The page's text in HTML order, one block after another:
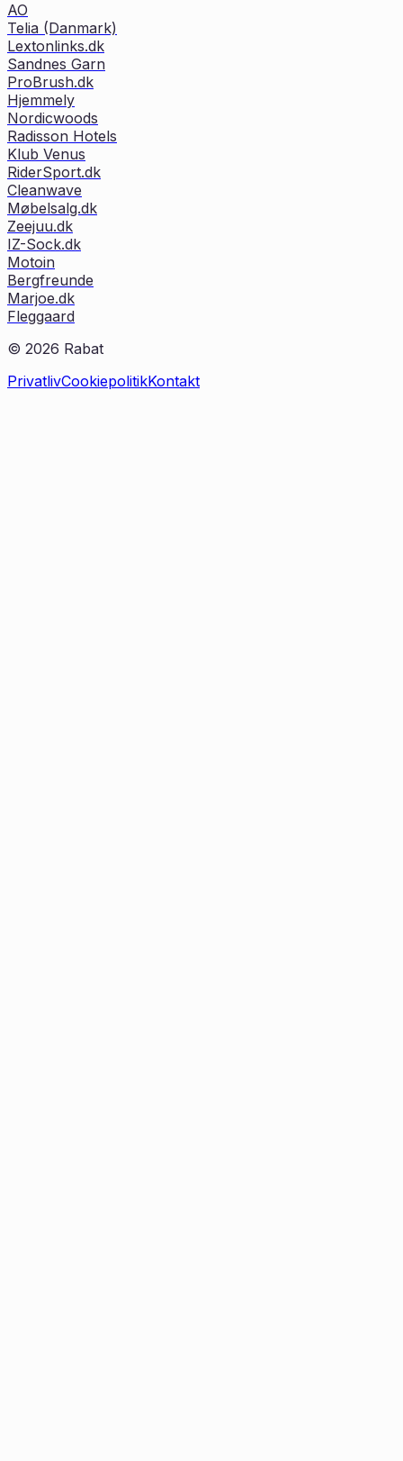
AO
Telia (Danmark)
Lextonlinks.dk
Sandnes Garn
ProBrush.dk
Hjemmely
Nordicwoods
Radisson Hotels
Klub Venus
RiderSport.dk
Cleanwave
Møbelsalg.dk
Zeejuu.dk
IZ-Sock.dk
Motoin
Bergfreunde
Marjoe.dk
Fleggaard
© 2026 Rabat
PrivatlivCookiepolitikKontakt